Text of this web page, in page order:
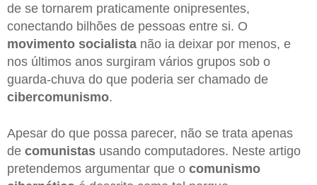
de se tornarem praticamente onipresentes,
conectando bilhões de pessoas entre si. O
movimento socialista não ia deixar por menos, e
nos últimos anos surgiram vários grupos sob o
guarda-chuva do que poderia ser chamado de
cibercomunismo.
Apesar do que possa parecer, não se trata apenas
de comunistas usando computadores. Neste artigo
pretendemos argumentar que o comunismo